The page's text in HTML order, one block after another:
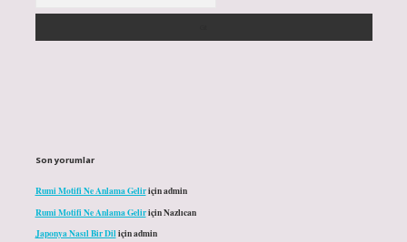
Son yorumlar
Rumi Motifi Ne Anlama Geliriçinadmin
Rumi Motifi Ne Anlama GeliriçinNazlıcan
Japonya Nasıl Bir Diliçinadmin